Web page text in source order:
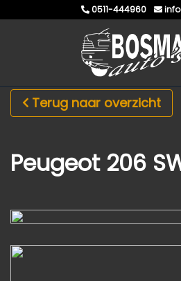
0511-444960
Terug naar overzicht
Peugeot 206